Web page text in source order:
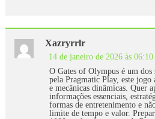
Xazryrrlr
14 de janeiro de 2026 às 06:10
O Gates of Olympus é um dos
pela Pragmatic Play, este jogo
e mecânicas dinâmicas. Quer
informações essenciais,
formas de entretenimento e
limite de tempo e valor.